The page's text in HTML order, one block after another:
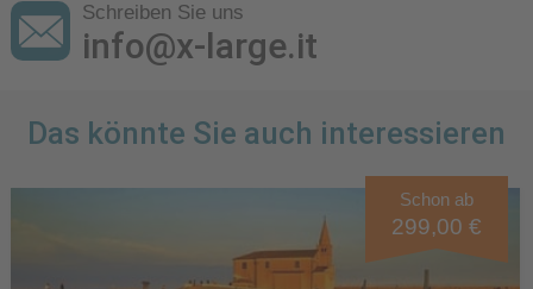
Schreiben Sie uns
info@x-large.it
Das könnte Sie auch interessieren
Schon ab
299,00 €